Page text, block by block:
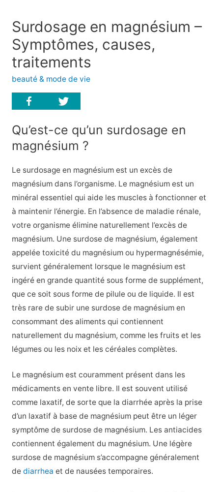
Surdosage en magnésium –
Symptômes, causes,
traitements
beauté & mode de vie
Qu’est-ce qu’un surdosage en
magnésium ?
Le surdosage en magnésium est un excès de
magnésium dans l’organisme. Le magnésium est un
minéral essentiel qui aide les muscles à fonctionner et
à maintenir l’énergie. En l’absence de maladie rénale,
votre organisme élimine naturellement l’excès de
magnésium. Une surdose de magnésium, également
appelée toxicité du magnésium ou hypermagnésémie,
survient généralement lorsque le magnésium est
ingéré en grande quantité sous forme de supplément,
que ce soit sous forme de pilule ou de liquide. Il est
très rare de subir une surdose de magnésium en
consommant des aliments qui contiennent
naturellement du magnésium, comme les fruits et les
légumes ou les noix et les céréales complètes.
Le magnésium est couramment présent dans les
médicaments en vente libre. Il est souvent utilisé
comme laxatif, de sorte que la diarrhée après la prise
d’un laxatif à base de magnésium peut être un léger
symptôme de surdose de magnésium. Les antiacides
contiennent également du magnésium. Une légère
surdose de magnésium s’accompagne généralement
de diarrhea et de nausées temporaires.